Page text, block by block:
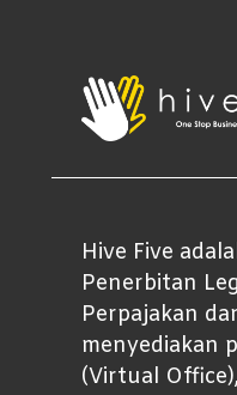
Hive Five
Penerbitan
Perpajakan
menyediakan
(Virtual